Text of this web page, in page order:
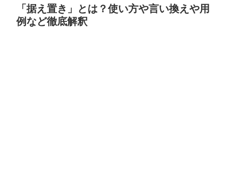
「据え置き」とは？使い方や言い換えや用
例など徹底解釈